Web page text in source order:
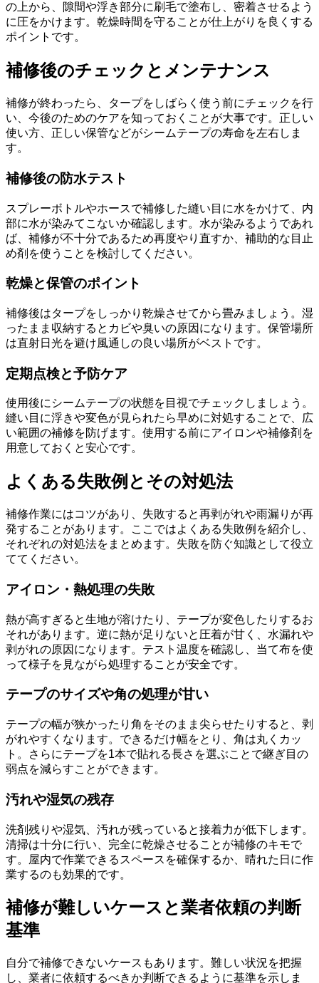
の上から、隙間や浮き部分に刷毛で塗布し、密着させるよう
に圧をかけます。乾燥時間を守ることが仕上がりを良くする
ポイントです。
補修後のチェックとメンテナンス
補修が終わったら、タープをしばらく使う前にチェックを行
い、今後のためのケアを知っておくことが大事です。正しい
使い方、正しい保管などがシームテープの寿命を左右しま
す。
補修後の防水テスト
スプレーボトルやホースで補修した縫い目に水をかけて、内
部に水が染みてこないか確認します。水が染みるようであれ
ば、補修が不十分であるため再度やり直すか、補助的な目止
め剤を使うことを検討してください。
乾燥と保管のポイント
補修後はタープをしっかり乾燥させてから畳みましょう。湿
ったまま収納するとカビや臭いの原因になります。保管場所
は直射日光を避け風通しの良い場所がベストです。
定期点検と予防ケア
使用後にシームテープの状態を目視でチェックしましょう。
縫い目に浮きや変色が見られたら早めに対処することで、広
い範囲の補修を防げます。使用する前にアイロンや補修剤を
用意しておくと安心です。
よくある失敗例とその対処法
補修作業にはコツがあり、失敗すると再剥がれや雨漏りが再
発することがあります。ここではよくある失敗例を紹介し、
それぞれの対処法をまとめます。失敗を防ぐ知識として役立
ててください。
アイロン・熱処理の失敗
熱が高すぎると生地が溶けたり、テープが変色したりするお
それがあります。逆に熱が足りないと圧着が甘く、水漏れや
剥がれの原因になります。テスト温度を確認し、当て布を使
って様子を見ながら処理することが安全です。
テープのサイズや角の処理が甘い
テープの幅が狭かったり角をそのまま尖らせたりすると、剥
がれやすくなります。できるだけ幅をとり、角は丸くカッ
ト。さらにテープを1本で貼れる長さを選ぶことで継ぎ目の
弱点を減らすことができます。
汚れや湿気の残存
洗剤残りや湿気、汚れが残っていると接着力が低下します。
清掃は十分に行い、完全に乾燥させることが補修のキモで
す。屋内で作業できるスペースを確保するか、晴れた日に作
業するのも効果的です。
補修が難しいケースと業者依頼の判断
基準
自分で補修できないケースもあります。難しい状況を把握
し、業者に依頼するべきか判断できるように基準を示しま